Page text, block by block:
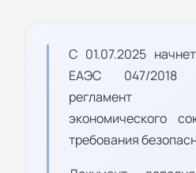
С 01.07.2025
ЕАЭС 047/2018
регламент
экономического
требования